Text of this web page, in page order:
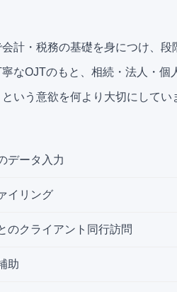
計・税務の基礎を身につけ、
なOJTのもと、相続・法人・
いう意欲を何より大切にしてい
データ入力
イリング
のクライアント同行訪問
助